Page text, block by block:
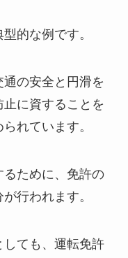
的な例です。
の安全と円滑を
に資することを
れています。
ために、免許の
行われます。
ても、運転免許